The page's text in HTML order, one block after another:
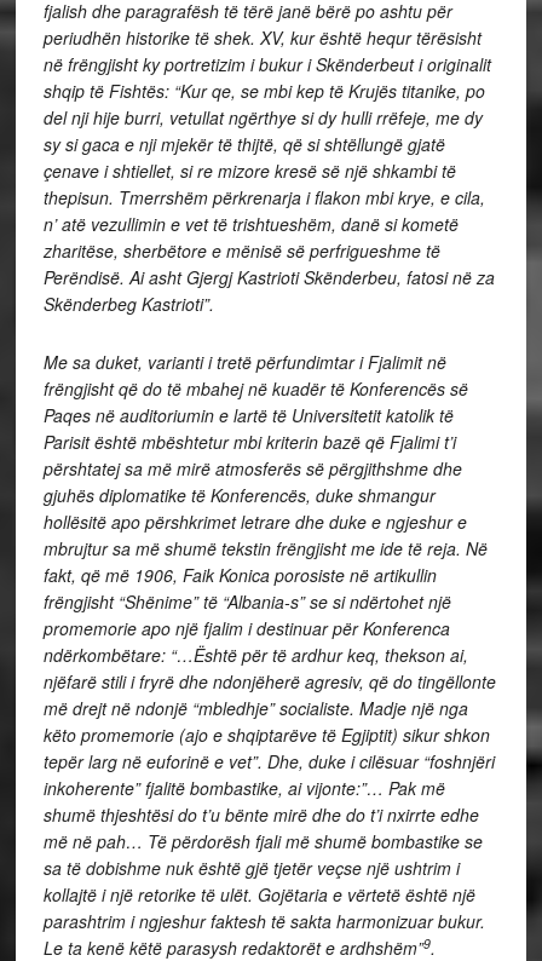
fjalish dhe paragrafësh të tërë janë bërë po ashtu për
periudhën historike të shek. XV, kur është hequr tërësisht
në frëngjisht ky portretizim i bukur i Skënderbeut i originalit
shqip të Fishtës: “Kur qe, se mbi kep të Krujës titanike, po
del nji hije burri, vetullat ngërthye si dy hulli rrëfeje, me dy
sy si gaca e nji mjekër të thijtë, që si shtëllungë gjatë
çenave i shtiellet, si re mizore kresë së një shkambi të
thepisun. Tmerrshëm përkrenarja i flakon mbi krye, e cila,
n’ atë vezullimin e vet të trishtueshëm, danë si kometë
zharitëse, sherbëtore e mënisë së perfrigueshme të
Perëndisë. Ai asht Gjergj Kastrioti Skënderbeu, fatosi në za
Skënderbeg Kastrioti”.
Me sa duket, varianti i tretë përfundimtar i Fjalimit në
frëngjisht që do të mbahej në kuadër të Konferencës së
Paqes në auditoriumin e lartë të Universitetit katolik të
Parisit është mbështetur mbi kriterin bazë që Fjalimi t’i
përshtatej sa më mirë atmosferës së përgjithshme dhe
gjuhës diplomatike të Konferencës, duke shmangur
hollësitë apo përshkrimet letrare dhe duke e ngjeshur e
mbrujtur sa më shumë tekstin frëngjisht me ide të reja. Në
fakt, që më 1906, Faik Konica porosiste në artikullin
frëngjisht “Shënime” të “Albania-s” se si ndërtohet një
promemorie apo një fjalim i destinuar për Konferenca
ndërkombëtare: “…Është për të ardhur keq, thekson ai,
njëfarë stili i fryrë dhe ndonjëherë agresiv, që do tingëllonte
më drejt në ndonjë “mbledhje” socialiste. Madje një nga
këto promemorie (ajo e shqiptarëve të Egjiptit) sikur shkon
tepër larg në euforinë e vet”. Dhe, duke i cilësuar “foshnjëri
inkoherente” fjalitë bombastike, ai vijonte:”… Pak më
shumë thjeshtësi do t’u bënte mirë dhe do t’i nxirrte edhe
më në pah… Të përdorësh fjali më shumë bombastike se
sa të dobishme nuk është gjë tjetër veçse një ushtrim i
kollajtë i një retorike të ulët. Gojëtaria e vërtetë është një
parashtrim i ngjeshur faktesh të sakta harmonizuar bukur.
Le ta kenë këtë parasysh redaktorët e ardhshëm”9.